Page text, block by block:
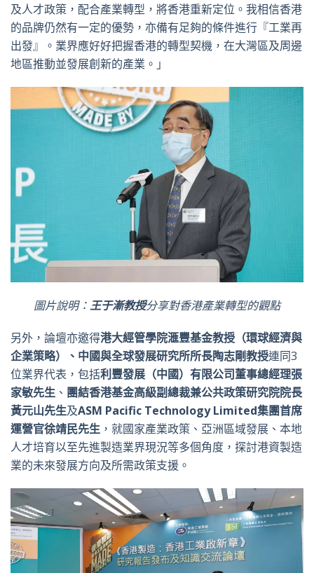
及人才政策，配合產業轉型，將香港重新定位。我相信香港
的品牌仍然有一定的優勢，亦備有足夠的條件進行『工業再
出發』。業界應好好把握香港的轉型契機，在大灣區及周邊
地區推動並發展創新的產業。」
圖片說明：王于漸教授分享對香港產業轉型的觀點
另外，論壇亦邀得港大經管學院滙豐基金教授（環球經濟與
企業策略）、 中國與全球發展研究所所長陶志剛教授連同3
位業界代表，包括利豐發展（中國）有限公司董事總經理張
家敏先生 、 團結香港基金高級副總裁兼公共政策研究院院長
黃元山先生及ASM Pacific Technology Limited集團首席
運營官徐靖民先生 ，就國家產業政策、亞洲區域發展、本地
人才培育以至先進製造業界現況等多個角度，探討港資製造
業的未來發展方向及所需政策支援。